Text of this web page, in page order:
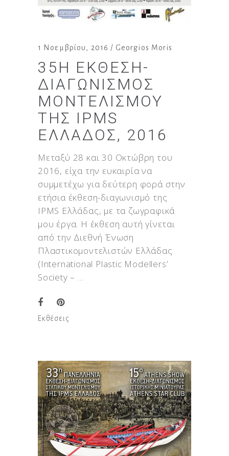
1 Νοεμβρίου, 2016 Georgios Moris
35Η ΈΚΘΕΣΗ-
ΔΙΑΓΩΝΙΣΜΌΣ
ΜΟΝΤΕΛΙΣΜΟΎ
ΤΗΣ IPMS
ΕΛΛΆΔΟΣ, 2016
Μεταξύ 28 και 30 Οκτώβρη του
2016, είχα την ευκαιρία να
συμμετέχω για δεύτερη φορά στην
ετήσια έκθεση-διαγωνισμό της
IPMS Ελλάδας, με τα ζωγραφικά
μου έργα. Η έκθεση αυτή γίνεται
από την Διεθνή Ένωση
Πλαστικομοντελιστών Ελλάδας
(International Plastic Modellers’
Society –
Εκθέσεις